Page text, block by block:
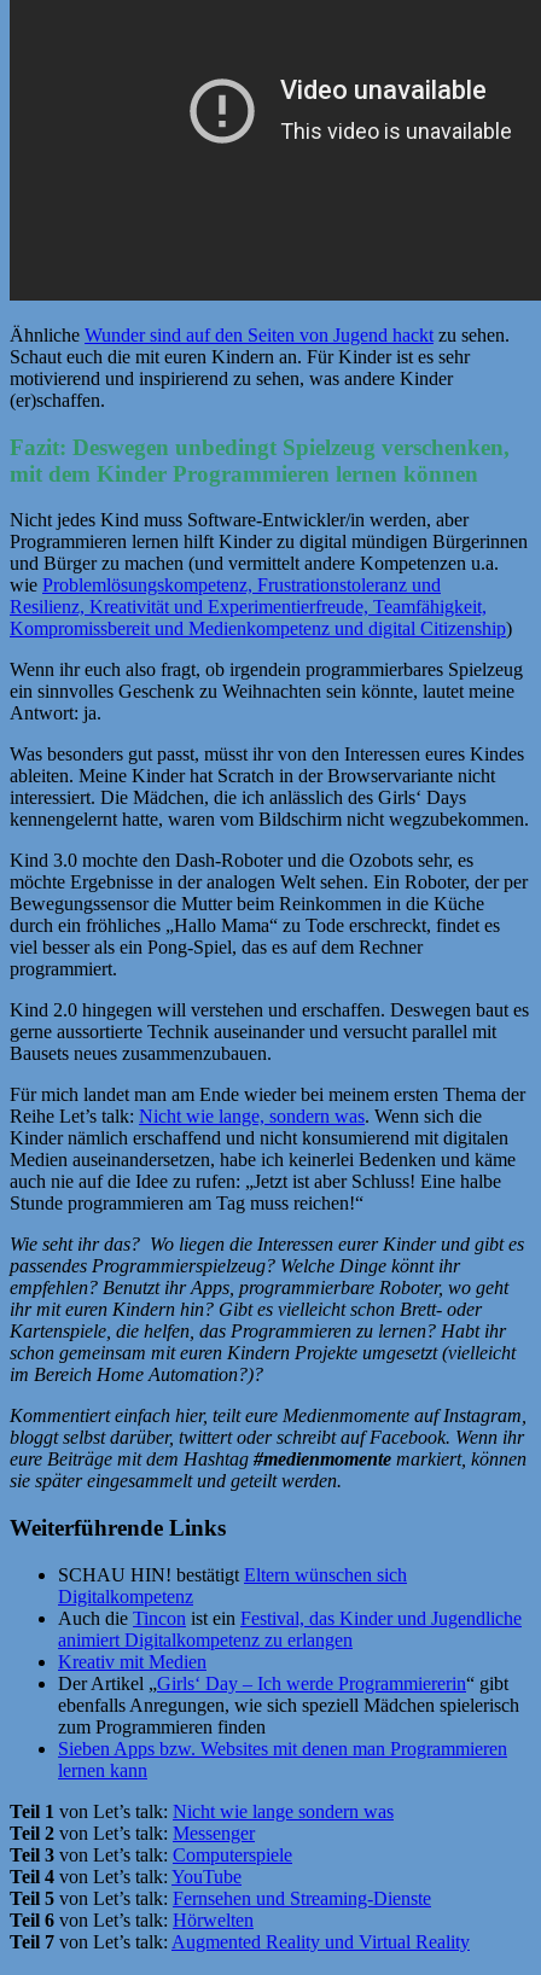
Ähnliche Wunder sind auf den Seiten von Jugend hackt zu sehen.
Schaut euch die mit euren Kindern an. Für Kinder ist es sehr
motivierend und inspirierend zu sehen, was andere Kinder
(er)schaffen.
Fazit: Deswegen unbedingt Spielzeug verschenken,
mit dem Kinder Programmieren lernen können
Nicht jedes Kind muss Software-Entwickler/in werden, aber
Programmieren lernen hilft Kinder zu digital mündigen Bürgerinnen
und Bürger zu machen (und vermittelt andere Kompetenzen u.a.
wie Problemlösungs­kompetenz, Frustrationstoleranz und
Resilienz, Kreativität und Experimentierfreude, Teamfähigkeit,
Kompromissbereit und Medienkompetenz und digital Citizenship)
Wenn ihr euch also fragt, ob irgendein programmierbares Spielzeug
ein sinnvolles Geschenk zu Weihnachten sein könnte, lautet meine
Antwort: ja.
Was besonders gut passt, müsst ihr von den Interessen eures Kindes
ableiten. Meine Kinder hat Scratch in der Browservariante nicht
interessiert. Die Mädchen, die ich anlässlich des Girls‘ Days
kennengelernt hatte, waren vom Bildschirm nicht wegzubekommen.
Kind 3.0 mochte den Dash-Roboter und die Ozobots sehr, es
möchte Ergebnisse in der analogen Welt sehen. Ein Roboter, der per
Bewegungssensor die Mutter beim Reinkommen in die Küche
durch ein fröhliches „Hallo Mama“ zu Tode erschreckt, findet es
viel besser als ein Pong-Spiel, das es auf dem Rechner
programmiert.
Kind 2.0 hingegen will verstehen und erschaffen. Deswegen baut es
gerne aussortierte Technik auseinander und versucht parallel mit
Bausets neues zusammenzubauen.
Für mich landet man am Ende wieder bei meinem ersten Thema der
Reihe Let’s talk: Nicht wie lange, sondern was. Wenn sich die
Kinder nämlich erschaffend und nicht konsumierend mit digitalen
Medien auseinandersetzen, habe ich keinerlei Bedenken und käme
auch nie auf die Idee zu rufen: „Jetzt ist aber Schluss! Eine halbe
Stunde programmieren am Tag muss reichen!“
Wie seht ihr das? Wo liegen die Interessen eurer Kinder und gibt es
passendes Programmierspielzeug? Welche Dinge könnt ihr
empfehlen? Benutzt ihr Apps, programmierbare Roboter, wo geht
ihr mit euren Kindern hin? Gibt es vielleicht schon Brett- oder
Kartenspiele, die helfen, das Programmieren zu lernen? Habt ihr
schon gemeinsam mit euren Kindern Projekte umgesetzt (vielleicht
im Bereich Home Automation?)?
Kommentiert einfach hier, teilt eure Medienmomente auf Instagram,
bloggt selbst darüber, twittert oder schreibt auf Facebook. Wenn ihr
eure Beiträge mit dem Hashtag #medienmomente markiert, können
sie später eingesammelt und geteilt werden.
Weiterführende Links
SCHAU HIN! bestätigt Eltern wünschen sich
Digitalkompetenz
Auch die Tincon ist ein Festival, das Kinder und Jugendliche
animiert Digitalkompetenz zu erlangen
Kreativ mit Medien
Der Artikel „Girls‘ Day – Ich werde Programmiererin“ gibt
ebenfalls Anregungen, wie sich speziell Mädchen spielerisch
zum Programmieren finden
Sieben Apps bzw. Websites mit denen man Programmieren
lernen kann
Teil 1 von Let’s talk: Nicht wie lange sondern was
Teil 2 von Let’s talk: Messenger
Teil 3 von Let’s talk: Computerspiele
Teil 4 von Let’s talk: YouTube
Teil 5 von Let’s talk: Fernsehen und Streaming-Dienste
Teil 6 von Let’s talk: Hörwelten
Teil 7 von Let’s talk: Augmented Reality und Virtual Reality